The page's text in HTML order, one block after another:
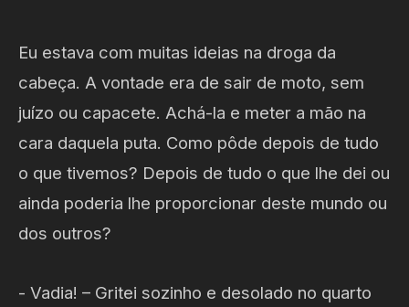
Eu estava com muitas ideias na droga da
cabeça. A vontade era de sair de moto, sem
juízo ou capacete. Achá-la e meter a mão na
cara daquela puta. Como pôde depois de tudo
o que tivemos? Depois de tudo o que lhe dei ou
ainda poderia lhe proporcionar deste mundo ou
dos outros?
- Vadia! – Gritei sozinho e desolado no quarto